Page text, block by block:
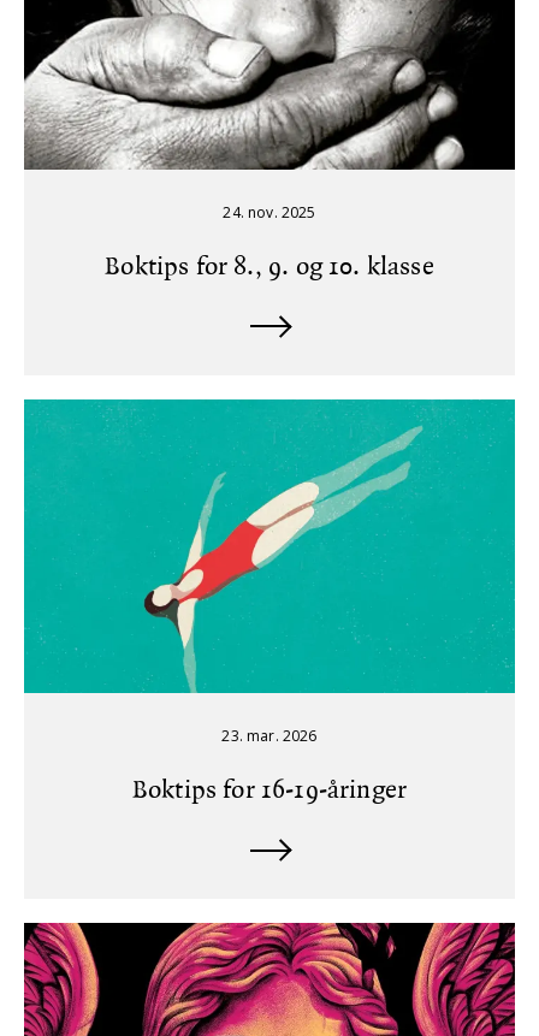
24. nov. 2025
Boktips for 8., 9. og 10. klasse
23. mar. 2026
Boktips for 16-19-åringer